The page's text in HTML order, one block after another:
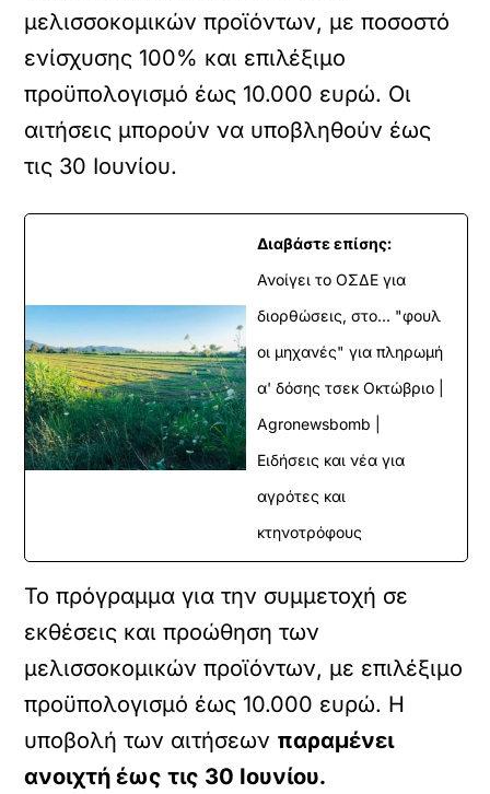
μελισσοκομικών προϊόντων, με ποσοστό
ενίσχυσης 100% και επιλέξιμο
προϋπολογισμό έως 10.000 ευρώ. Οι
αιτήσεις μπορούν να υποβληθούν έως
τις 30 Ιουνίου.
Διαβάστε επίσης:
Ανοίγει το ΟΣΔΕ για
διορθώσεις, στο... "φουλ
οι μηχανές" για πληρωμή
α' δόσης τσεκ Οκτώβριο |
Agronewsbomb |
Ειδήσεις και νέα για
αγρότες και
κτηνοτρόφους
Το πρόγραμμα για την συμμετοχή σε
εκθέσεις και προώθηση των
μελισσοκομικών προϊόντων, με επιλέξιμο
προϋπολογισμό έως 10.000 ευρώ. Η
υποβολή των αιτήσεων παραμένει
ανοιχτή έως τις 30 Ιουνίου.